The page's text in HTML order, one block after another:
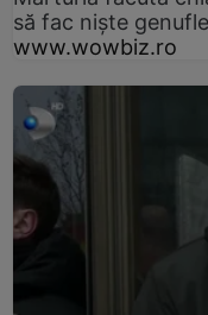
să fac niște
www.wowbiz.ro